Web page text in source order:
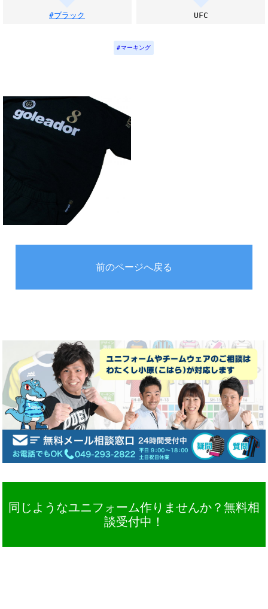
#ブラック UFC
マーキング
前のページへ戻る
同じようなユニフォーム作りませんか？無料相
談受付中！